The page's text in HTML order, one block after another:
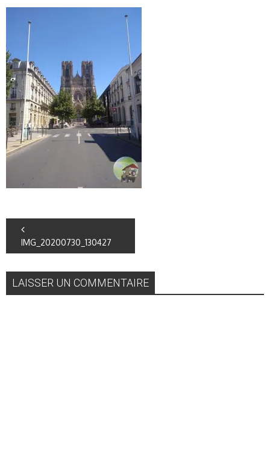
IMG_20200730_130427
LAISSER UN COMMENTAIRE